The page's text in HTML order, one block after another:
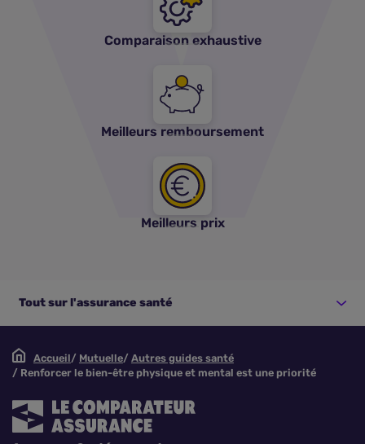
Comparaison exhaustive
Meilleurs remboursement
Meilleurs prix
Tout sur l'assurance santé
Accueil Mutuelle
Autres guides santé
Renforcer le bien-être physique et mental est une priorité